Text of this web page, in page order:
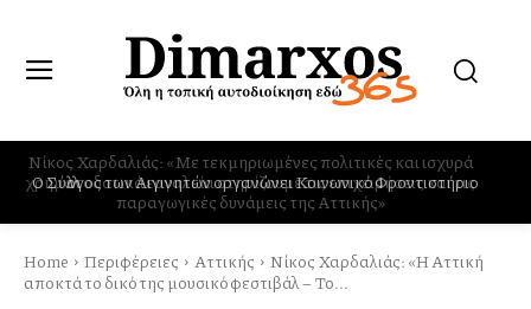
Ο Σύλλογος των Αιγινητών οργανώνει Κοινωνικό Φροντιστήριο
Home Περιφέρειες Αττικής
Νίκος Χαρδαλιάς: «Η Αττική
αποκτά το δικό της μουσικό φεστιβάλ – Το...